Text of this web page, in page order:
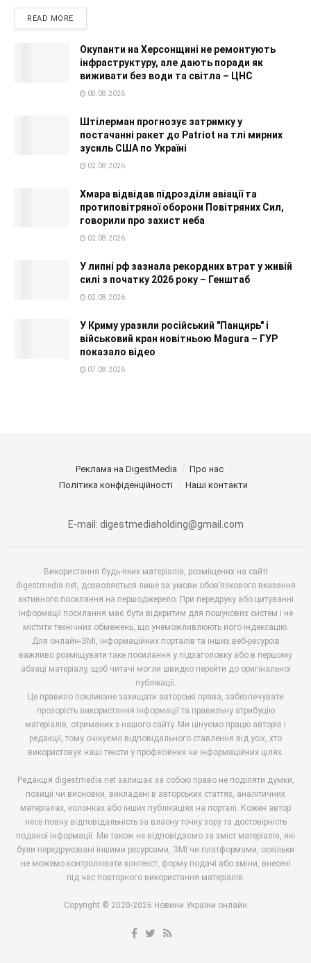
READ MORE
Окупанти на Херсонщині не ремонтують
інфраструктуру, але дають поради як
виживати без води та світла – ЦНС
08.08.2026
Штілерман прогнозує затримку у
постачанні ракет до Patriot на тлі мирних
зусиль США по Україні
02.08.2026
Хмара відвідав підрозділи авіації та
протиповітряної оборони Повітряних Сил,
говорили про захист неба
02.08.2026
У липні рф зазнала рекордних втрат у живій
силі з початку 2026 року – Генштаб
02.08.2026
У Криму уразили російський "Панцирь" і
військовий кран новітньою Magura – ГУР
показало відео
07.08.2026
Реклама на DigestMedia
Про нас
Політика конфіденційності
Наші контакти
E-mail: digestmediaholding@gmail.com
Використання будь-яких матеріалів, розміщених на сайті
digestmedia.net, дозволяється лише за умови обов’язкового вказання
активного посилання на першоджерело. При передруку або цитуванні
інформації посилання має бути відкритим для пошукових систем і не
містити технічних обмежень, що унеможливлюють його індексацію.
Для онлайн-ЗМІ, інформаційних порталів та інших веб-ресурсів
важливо розміщувати таке посилання у підзаголовку або в першому
абзаці матеріалу, щоб читачі могли швидко перейти до оригінальної
публікації.
Це правило покликане захищати авторські права, забезпечувати
прозорість використання інформації та правильну атрибуцію
матеріалів, отриманих з нашого сайту. Ми цінуємо працю авторів і
редакції, тому очікуємо відповідального ставлення від усіх, хто
використовує наші тексти у професійних чи інформаційних цілях.
Редакція digestmedia.net залишає за собою право не поділяти думки,
позиції чи висновки, викладені в авторських статтях, аналітичних
матеріалах, колонках або інших публікаціях на порталі. Кожен автор
несе повну відповідальність за власну точку зору та достовірність
поданої інформації. Ми також не відповідаємо за зміст матеріалів, які
були передруковані іншими ресурсами, ЗМІ чи платформами, оскільки
не можемо контролювати контекст, форму подачі або зміни, внесені
під час повторного використання матеріалів.
Copyright © 2020-2026 Новини України онлайн